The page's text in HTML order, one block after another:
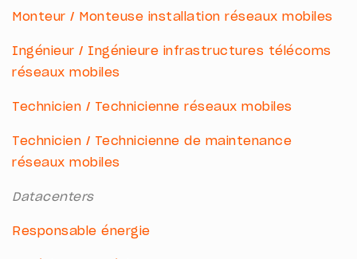
Monteur / Monteuse installation réseaux mobiles
Ingénieur / Ingénieure infrastructures télécoms
réseaux mobiles
Technicien / Technicienne réseaux mobiles
Technicien / Technicienne de maintenance
réseaux mobiles
Datacenters
Responsable énergie